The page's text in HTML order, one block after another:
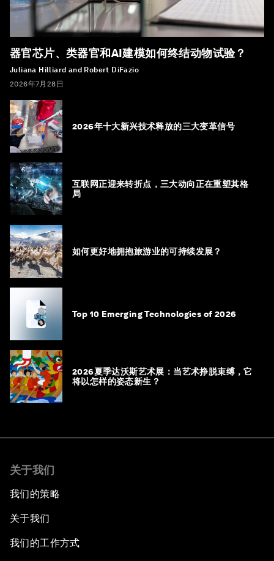
器官芯片、类器官和AI建模如何终结动物试验？
Juliana Hilliard and Robert DiFazio
2026年7月28日
2026年十大新兴技术释放的三大变革信号
互联网正迎来转折点，三大动向正在重塑其格
局
如何更好地拥抱旅游业的可持续发展？
Top 10 Emerging Technologies of 2026
2026夏季达沃斯艺术展：当艺术挣脱束缚，它
将以怎样的姿态新生？
关于我们
我们的策略
关于我们
我们的工作方式